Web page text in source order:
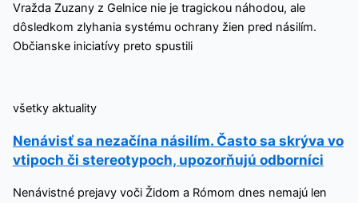
Vražda Zuzany z Gelnice nie je tragickou náhodou, ale
dôsledkom zlyhania systému ochrany žien pred násilím.
Občianske iniciatívy preto spustili
všetky aktuality
Nenávisť sa nezačína násilím. Často sa skrýva vo
vtipoch či stereotypoch, upozorňujú odborníci
Nenávistné prejavy voči Židom a Rómom dnes nemajú len